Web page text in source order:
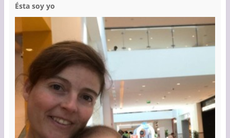
Ésta soy yo